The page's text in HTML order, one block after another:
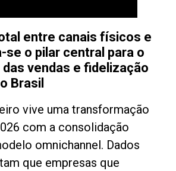
entre canais físicos e
se o pilar central para o
vendas e fidelização
Brasil
vive uma transformação
com a consolidação
omnichannel. Dados
que empresas que